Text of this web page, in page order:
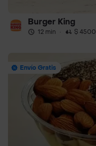
Burger King
12 min · $ 4500
Envío Gratis